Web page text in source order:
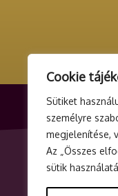
Cookie
Sütiket
személyre
megjelenítése,
Az „Összes
sütik
ELADÓ
Seethaler
2335